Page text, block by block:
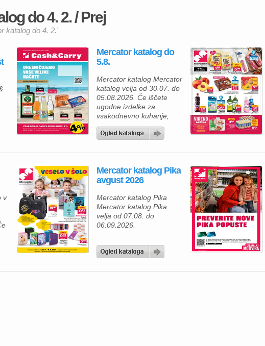
do 4. 2. / Prej
katalog do 4. 2.'
Mercator katalog do
5.8.
Mercator katalog Mercator
katalog velja od 30.07. do
05.08.2026. Če iščete
ugodne izdelke za
vsakodnevno kuhanje,
osvežilne pijače in sveže
sadje ter zelenjavo, vas bo
Mercatorja zagotovo
od 30. julija do 5. avgusta
2026 lahko svojo
napolnite z izbranimi
izdelki po odličnih cenah in
si pripravite okusne […]
v
Mercator katalog Pika
avgust 2026
Mercator katalog Pika
Mercator katalog Pika
velja od 07.08. do
06.09.2026.